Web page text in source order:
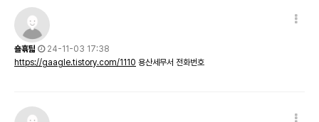
숄휶틻
24-11-03 17:38
https://gaagle.tistory.com/1110 용산세무서 전화번호